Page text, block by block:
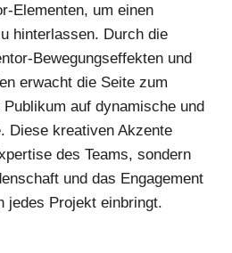
Elementen, um einen
hinterlassen. Durch die
Bewegungseffekten und
erwacht die Seite zum
auf dynamische und
Diese kreativen Akzente
des Teams, sondern
und das Engagement
jedes Projekt einbringt.